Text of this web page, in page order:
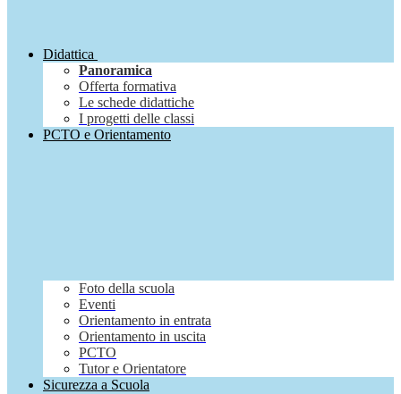
Didattica
Panoramica
Offerta formativa
Le schede didattiche
I progetti delle classi
PCTO e Orientamento
Foto della scuola
Eventi
Orientamento in entrata
Orientamento in uscita
PCTO
Tutor e Orientatore
Sicurezza a Scuola